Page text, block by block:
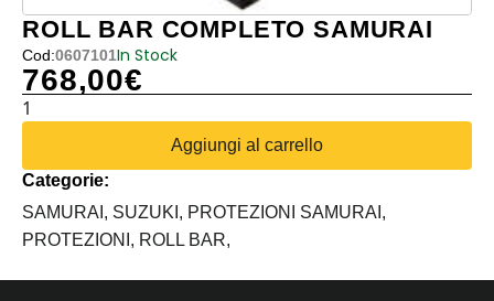
ROLL BAR COMPLETO SAMURAI
Cod:0607101In Stock
768,00€
ROLL
SAMURAI
quantità
Aggiungi al carrello
Categorie:
SAMURAI, SUZUKI, PROTEZIONI SAMURAI,
PROTEZIONI, ROLL BAR,